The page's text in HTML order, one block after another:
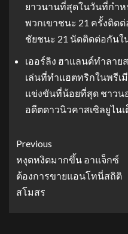
ยาวนานที่สุดในวันที่กำ
พวกเขาชนะ 21 ครั้งติด
ชัยชนะ 21 นัดติดต่อกันใ
เออร์ลิง ฮาแลนด์ทำลาย
เล่นที่ทำแฮตทริกในพรีเ
แข่งขันที่น้อยที่สุด ชาว
อดีตดาวนิวคาสเซิลยูไนเ
Previous
หงุดหงิดมากขึ้น อาแจ็กซ์
ต้องการขายแอนโทนี่สถิติ
สโมสร